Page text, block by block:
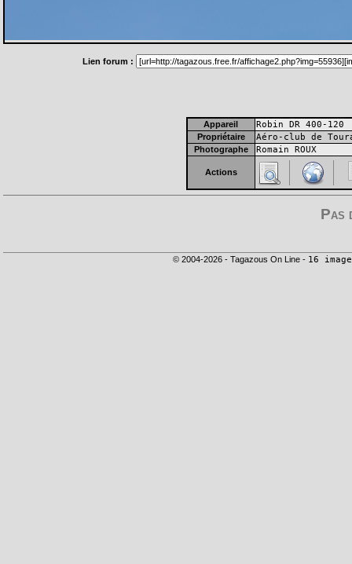
Lien forum :
Appareil Robin DR 400-120
Propriétaire Aéro-club de
Photographe Romain ROUX
Actions
Pas
© 2004-2026 - Tagazous On Line - 16